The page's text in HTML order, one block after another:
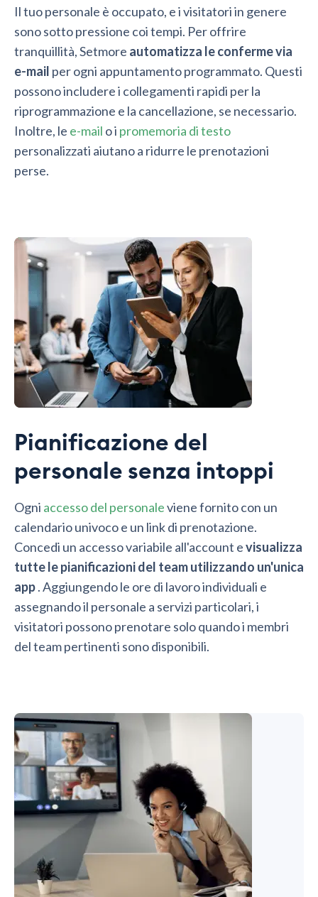
Il tuo personale è occupato, e i visitatori in genere
sono sotto pressione coi tempi. Per offrire
tranquillità, Setmore automatizza le conferme via
e-mail per ogni appuntamento programmato. Questi
possono includere i collegamenti rapidi per la
riprogrammazione e la cancellazione, se necessario.
Inoltre, le e-mail o i promemoria di testo
personalizzati aiutano a ridurre le prenotazioni
perse.
Pianificazione del
personale senza intoppi
Ogni accesso del personaleviene fornito con un
calendario univoco e un link di prenotazione.
Concedi un accesso variabile all'account evisualizza
tutte le pianificazioni del team utilizzando un'unica
app. Aggiungendo le ore di lavoro individuali e
assegnando il personale a servizi particolari, i
visitatori possono prenotare solo quando i membri
del team pertinenti sono disponibili.